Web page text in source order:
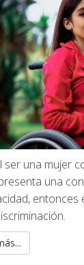
ser una mujer
una
entonces